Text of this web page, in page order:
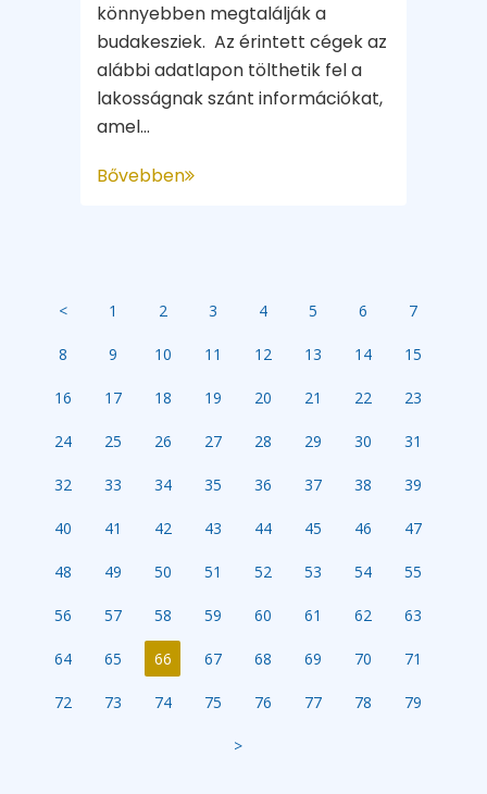
könnyebben megtalálják a
budakesziek. Az érintett cégek az
alábbi adatlapon tölthetik fel a
lakosságnak szánt információkat,
amel...
Bővebben
< 1 2 3 4 5 6 7
8 9 10 11 12 13 14 15
16 17 18 19 20 21 22 23
24 25 26 27 28 29 30 31
32 33 34 35 36 37 38 39
40 41 42 43 44 45 46 47
48 49 50 51 52 53 54 55
56 57 58 59 60 61 62 63
64 65 66 67 68 69 70 71
72 73 74 75 76 77 78 79
>